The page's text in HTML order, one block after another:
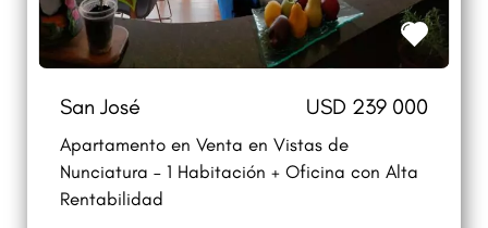
San José USD 239 000
Apartamento en Venta en Vistas de
Nunciatura – 1 Habitación + Oficina con Alta
Rentabilidad